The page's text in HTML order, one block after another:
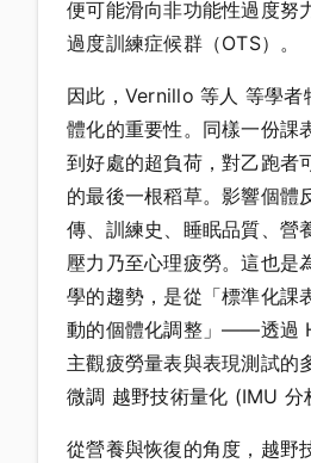
便可能滑向非功能性過度努
過度訓練症候群（OTS）。
因此，Vernillo 等人 等學者
體化的重要性。同樣一份課
到好處的超負荷，對乙跑者
的最後一根稻草。影響個體
傳、訓練史、睡眠品質、營
壓力乃至心理疲勞。這也是
學的趨勢，是從「標準化課
動的個體化調整」——透過
主觀疲勞量表與表現測試的
微調 越野技術量化 (IMU 分
從營養與恢復的角度，越野